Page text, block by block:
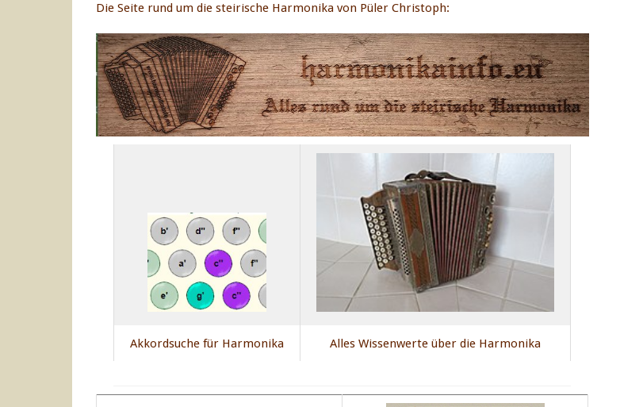
Die Seite rund um die steirische Harmonika von Püler Christoph:
Akkordsuche für Harmonika Alles Wissenwerte über die Harmonika